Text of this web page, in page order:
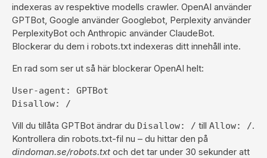
indexeras av respektive modells crawler. OpenAI använder
GPTBot, Google använder Googlebot, Perplexity använder
PerplexityBot och Anthropic använder ClaudeBot.
Blockerar du dem i robots.txt indexeras ditt innehåll inte.
En rad som ser ut så här blockerar OpenAI helt:
User-agent: GPTBot
Disallow: /
Vill du tillåta GPTBot ändrar du Disallow: / till Allow: /.
Kontrollera din robots.txt-fil nu – du hittar den på
dindoman.se/robots.txt och det tar under 30 sekunder att